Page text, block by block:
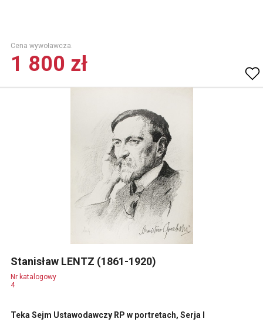
Cena wywoławcza.
1 800 zł
Stanisław LENTZ (1861-1920)
Nr katalogowy
4
Teka Sejm Ustawodawczy RP w portretach, Serja I